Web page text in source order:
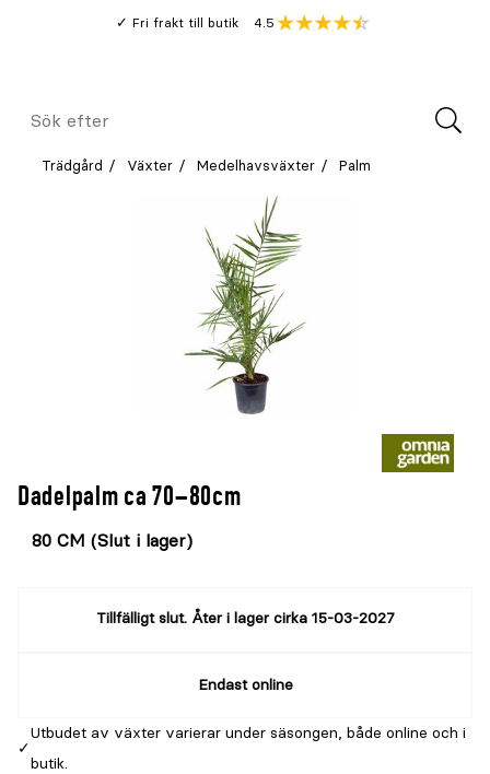
Fri frakt till butik
Genomsnitt
4.5
Meny
Sök
Trädgård Växter Medelhavsväxter Palm
Dadelpalm ca 70–80cm
Tillfälligt slut. Åter i lager cirka 15-03-2027
Endast online
Utbudet av växter varierar under säsongen, både online och i
butik.